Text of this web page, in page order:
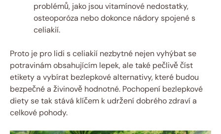
problémů, jako jsou vitamínové nedostatky,
osteoporóza nebo dokonce nádory spojené s
celiakií.
Proto je pro lidi s celiakií nezbytné nejen vyhýbat se
potravinám obsahujícím lepek, ale také pečlivě číst
etikety a vybírat bezlepkové alternativy, které budou
bezpečné a živinově hodnotné. Pochopení bezlepkové
diety se tak stává klíčem k udržení dobrého zdraví a
celkové pohody.